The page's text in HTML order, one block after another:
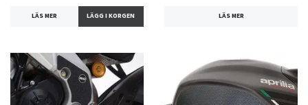
LÄS MER LÄS MER